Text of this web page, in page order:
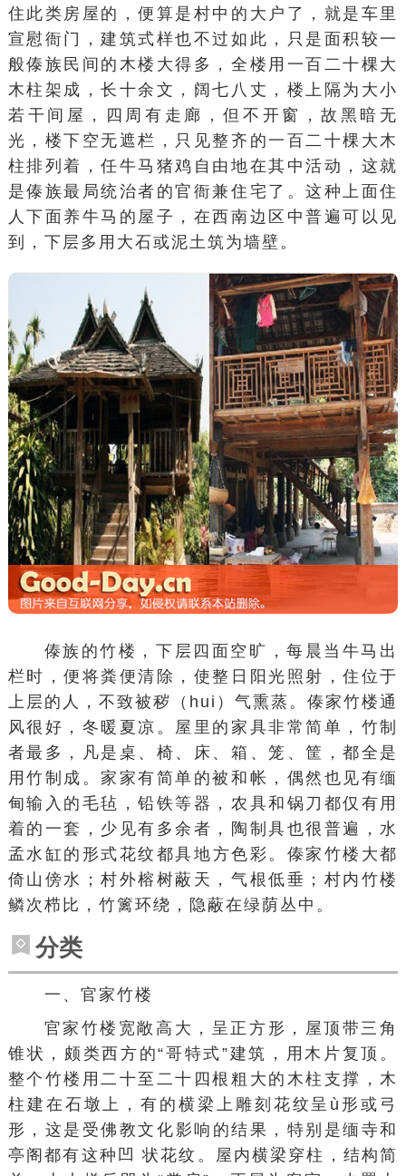
住此类房屋的，便算是村中的大户了，就是车里
宣慰衙门，建筑式样也不过如此，只是面积较一
般傣族民间的木楼大得多，全楼用一百二十棵大
木柱架成，长十余文，阔七八丈，楼上隔为大小
若干间屋，四周有走廊，但不开窗，故黑暗无
光，楼下空无遮栏，只见整齐的一百二十棵大木
柱排列着，任牛马猪鸡自由地在其中活动，这就
是傣族最局统治者的官衙兼住宅了。这种上面住
人下面养牛马的屋子，在西南边区中普遍可以见
到，下层多用大石或泥土筑为墙壁。
傣族的竹楼，下层四面空旷，每晨当牛马出
栏时，便将粪便清除，使整日阳光照射，住位于
上层的人，不致被秽（hui）气熏蒸。傣家竹楼通
风很好，冬暖夏凉。屋里的家具非常简单，竹制
者最多，凡是桌、椅、床、箱、笼、筐，都全是
用竹制成。家家有简单的被和帐，偶然也见有缅
甸输入的毛毡，铅铁等器，农具和锅刀都仅有用
着的一套，少见有多余者，陶制具也很普遍，水
孟水缸的形式花纹都具地方色彩 。傣家竹楼大都
倚山傍水；村外榕树蔽天，气根低垂；村内竹楼
鳞次栉比，竹篱环绕，隐蔽在绿荫丛中。
分类
一、官家竹楼
官家竹楼宽敞高大，呈正方形，屋顶带三角
锥状，颇类西方的“哥特式”建筑，用木片复顶。
整个竹楼用二十至二十四根粗大的木柱支撑，木
柱建在石墩上，有的横梁上雕刻花纹呈ù形或弓
形，这是受佛教文化影响的结果，特别是缅寺和
亭阁都有这种凹 状花纹。屋内横梁穿柱，结构简